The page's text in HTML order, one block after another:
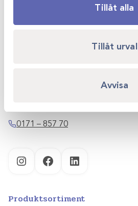
Tillåt alla
Tillåt urval
Avvisa
0171 – 857 70
InstagramFacebookLinkedIn
Produktsortiment